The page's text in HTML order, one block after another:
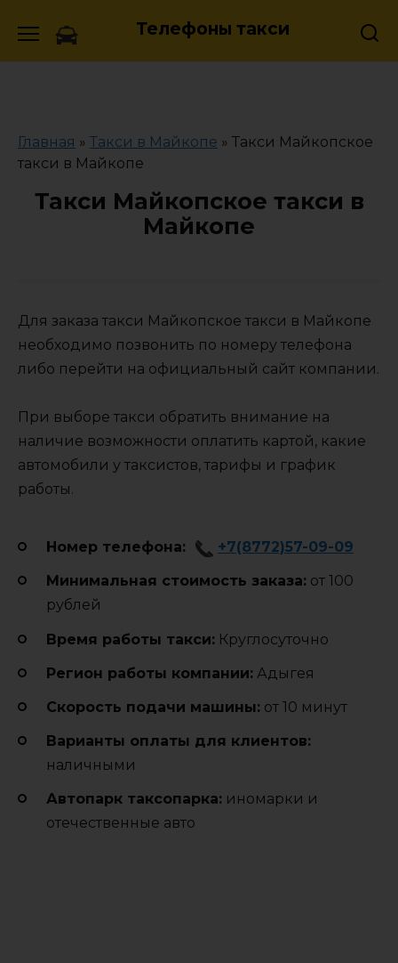
Телефоны такси
Главная » Такси в Майкопе » Такси Майкопское
такси в Майкопе
Такси Майкопское такси в
Майкопе
Для заказа такси Майкопское такси в Майкопе
необходимо позвонить по номеру телефона
либо перейти на официальный сайт компании.
При выборе такси обратить внимание на
наличие возможности оплатить картой, какие
автомобили у таксистов, тарифы и график
работы.
Номер телефона: +7(8772)57-09-09
Минимальная стоимость заказа: от 100
рублей
Время работы такси: Круглосуточно
Регион работы компании: Адыгея
Cкорость подачи машины: от 10 минут
Варианты оплаты для клиентов:
наличными
Автопарк таксопарка: иномарки и
отечественные авто